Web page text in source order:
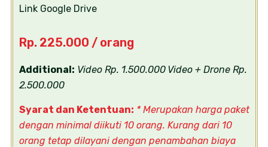
Link Google Drive
Rp. 225.000 / orang
Additional: Video Rp. 1.500.000Video + Drone Rp.
2.500.000
Syarat dan Ketentuan: * Merupakan harga paket
dengan minimal diikuti 10 orang. Kurang dari 10
orang tetap dilayani dengan penambahan biaya